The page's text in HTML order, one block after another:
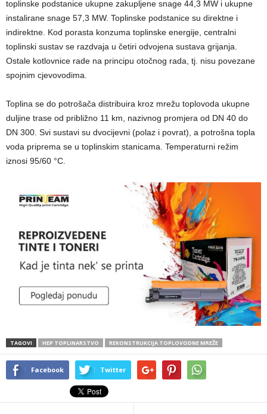
toplinske podstanice ukupne zakupljene snage 44,3 MW i ukupne
instalirane snage 57,3 MW. Toplinske podstanice su direktne i
indirektne. Kod porasta konzuma toplinske energije, centralni
toplinski sustav se razdvaja u četiri odvojena sustava grijanja.
Ostale kotlovnice rade na principu otočnog rada, tj. nisu povezane
spojnim cjevovodima.
Toplina se do potrošača distribuira kroz mrežu toplovoda ukupne
duljine trase od približno 11 km, nazivnog promjera od DN 40 do
DN 300. Svi sustavi su dvocijevni (polaz i povrat), a potrošna topla
voda priprema se u toplinskim stanicama. Temperaturni režim
iznosi 95/60 °C.
TAGOVI HEP TOPLINARSTVO REKONSTRUKCIJA TOPLOVODNE MREŽE
Facebook Twitter